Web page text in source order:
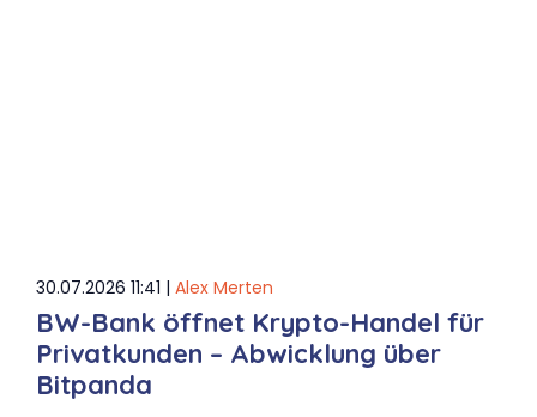
30.07.2026 11:41 | Alex Merten
BW-Bank öffnet Krypto-Handel für
Privatkunden – Abwicklung über
Bitpanda